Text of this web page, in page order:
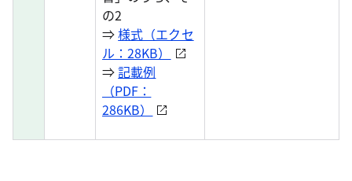
の2
⇒様式（エクセ
ル：28KB）
⇒記載例
（PDF：
286KB）